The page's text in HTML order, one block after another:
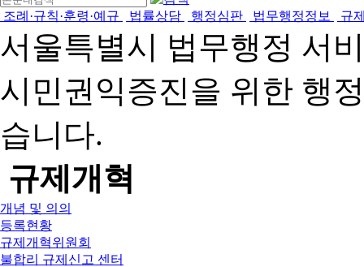
조례·규칙·훈령·예규 법률상담 행정심판 법무행정정보 규
서울특별시 법무행정 서
시민권익증진을 위한 행
습니다.
규제개혁
개념 및 의의
등록현황
규제개혁위원회
불합리 규제신고 센터